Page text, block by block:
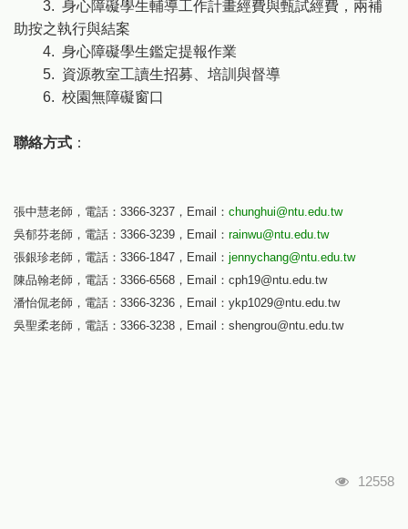
3. 身心障礙學生輔導工作計畫經費與甄試經費，兩補
助按之執行與結案
4. 身心障礙學生鑑定提報作業
5. 資源教室工讀生招募、培訓與督導
6. 校園無障礙窗口
聯絡方式 ：
張中慧老師，電話：3366-3237，Email： chunghui@ntu.edu.tw
吳郁芬老師，電話：3366-3239，Email： rainwu@ntu.edu.tw
張銀珍老師，電話：3366-1847，Email： jennychang@ntu.edu.tw
陳品翰老師，電話：3366-6568，Email： cph19@ntu.edu.tw
潘怡侃老師，電話：3366-3236，Email：ykp1029@ntu.edu.tw
吳聖柔老師，電話：3366-3238，Email：shengrou@ntu.edu.tw
瀏覽人次
12558